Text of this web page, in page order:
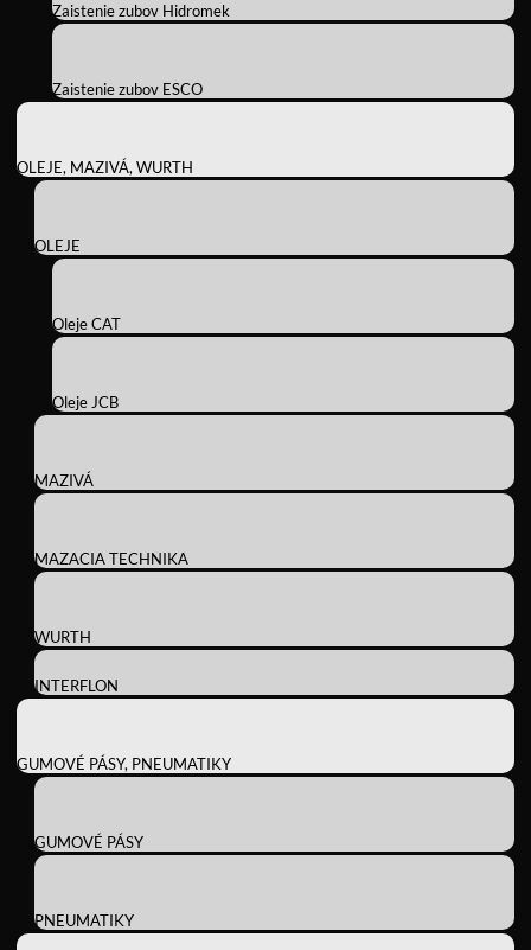
Zaistenie zubov Hidromek
Zaistenie zubov ESCO
OLEJE, MAZIVÁ, WURTH
OLEJE
Oleje CAT
Oleje JCB
MAZIVÁ
MAZACIA TECHNIKA
WURTH
INTERFLON
GUMOVÉ PÁSY, PNEUMATIKY
GUMOVÉ PÁSY
PNEUMATIKY